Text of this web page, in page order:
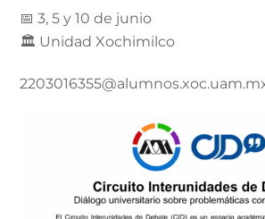
📅 3, 5 y 10 de junio
🏛️ Unidad Xochimilco